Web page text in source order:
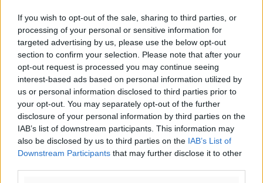
If you wish to opt-out of the sale, sharing to third parties, or
processing of your personal or sensitive information for
targeted advertising by us, please use the below opt-out
section to confirm your selection. Please note that after your
opt-out request is processed you may continue seeing
interest-based ads based on personal information utilized by
us or personal information disclosed to third parties prior to
your opt-out. You may separately opt-out of the further
disclosure of your personal information by third parties on the
IAB’s list of downstream participants. This information may
also be disclosed by us to third parties on the IAB’s List of
Downstream Participants that may further disclose it to other
Υπενθύμιση:
Για την μερική αναπαραγωγή της είδησης από άλλες
ιστοσελίδες είναι απαραίτητη η χρήση του παρακάτω
παρεχόμενου συνδέσμου παραπομπής προς το άρθρο
της Δημοκρατικής.